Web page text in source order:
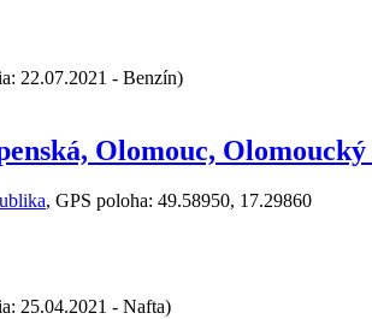
22.07.2021 - Benzín)
Olomouc,
, GPS poloha: 49.58950, 17.29860
25.04.2021 - Nafta)